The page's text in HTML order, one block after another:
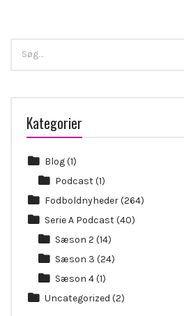
for:
Kategorier
Blog(1)
Podcast(1)
Fodboldnyheder(264)
Serie A Podcast(40)
Sæson 2 (14)
Sæson 3 (24)
Sæson 4(1)
Uncategorized (2)